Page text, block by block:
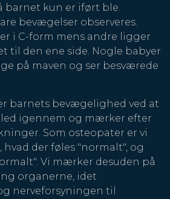
barnet kun er iført ble.
bevægelser observeres.
i C-form mens andre ligger
til den ene side. Nogle babyer
på maven og ser besværede
barnets bevægelighed ved at
igennem og mærker efter
Som osteopater er vi
der føles "normalt", og
Vi mærker desuden på
organerne, idet
nerveforsyningen til